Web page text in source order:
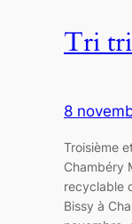
Tri
8
Troisième
Chambéry
recyclable
Bissy à